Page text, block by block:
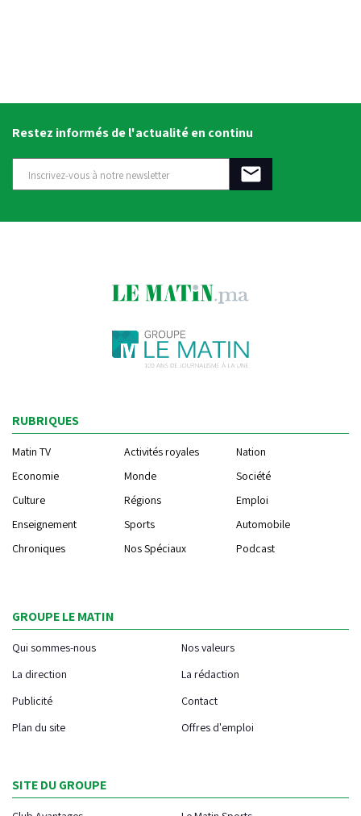
Restez informés de l'actualité en continu
RUBRIQUES
Matin TV Activités royales
Nation
Economie
Monde
Société
Culture
Régions
Emploi
Enseignement
Sports
Automobile
Chroniques
Nos Spéciaux Podcast
GROUPE LE MATIN
Qui sommes-nous
Nos valeurs
La direction
La rédaction
Publicité
Contact
Plan du site
Offres d'emploi
SITE DU GROUPE